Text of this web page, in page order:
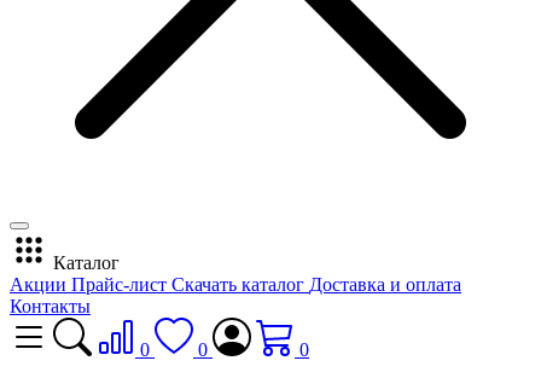
Каталог
Акции Прайс-лист Скачать каталог Доставка и оплата
Контакты
0 0
0